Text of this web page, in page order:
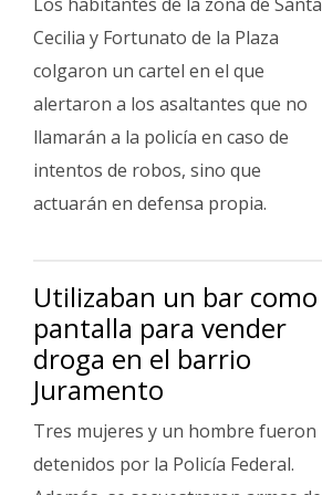
Cecilia y Fortunato de la Plaza
colgaron un cartel en el que
alertaron a los asaltantes que no
llamarán a la policía en caso de
intentos de robos, sino que
actuarán en defensa propia.
Utilizaban un bar como
pantalla para vender
droga en el barrio
Juramento
Tres mujeres y un hombre fueron
detenidos por la Policía Federal.